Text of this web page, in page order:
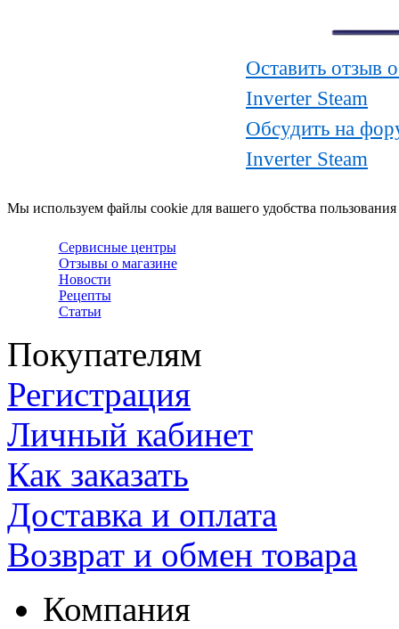
Оставить отзыв
Inverter Steam
Обсудить на
Inverter Steam
Мы используем файлы cookie для вашего удобства
Сервисные центры
Отзывы о магазине
Новости
Рецепты
Статьи
Покупателям
Регистрация
Личный кабинет
Как заказать
Доставка и оплата
Возврат и обмен товара
Компания